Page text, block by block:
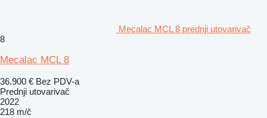
Mecalac MCL 8 prednji utovarivač
8
Mecalac MCL 8
36.900 € Bez PDV-a
Prednji utovarivač
2022
218 m/č